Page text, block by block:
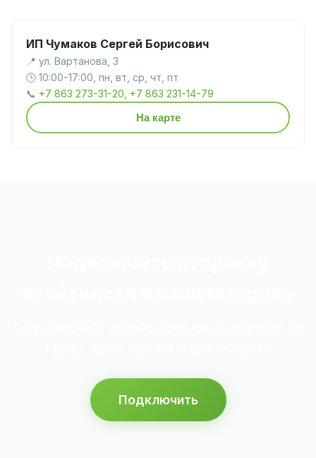
ИП Чумаков Сергей Борисович
📍 ул. Вартанова, 3
🕒 10:00-17:00, пн, вт, ср, чт, пт
📞 +7 863 273-31-20, +7 863 231-14-79
На карте
Подключить